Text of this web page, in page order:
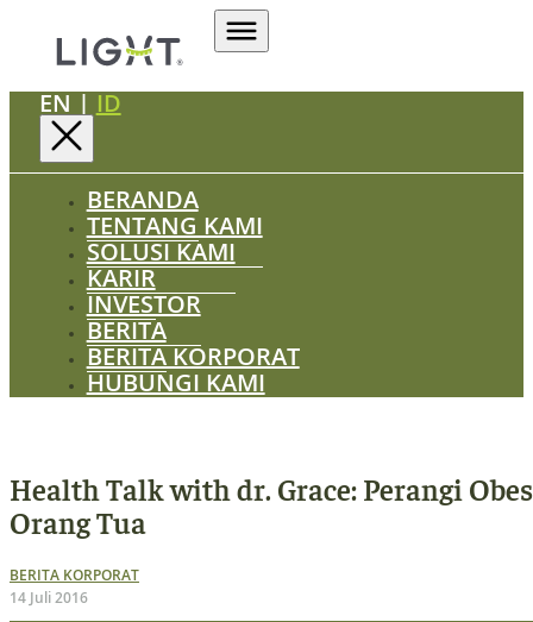
EN | ID
BERANDA
TENTANG KAMI
SOLUSI KAMI
KARIR
INVESTOR
BERITA
BERITA KORPORAT
HUBUNGI KAMI
Health Talk with dr. Grace: Perangi
Orang Tua
BERITA KORPORAT
14 Juli 2016